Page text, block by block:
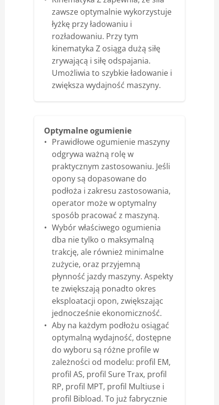
zawsze optymalnie wykorzystuje
łyżkę przy ładowaniu i
rozładowaniu. Przy tym
kinematyka Z osiąga dużą siłę
zrywającą i siłę odspajania.
Umożliwia to szybkie ładowanie i
zwiększa wydajność maszyny.
Optymalne ogumienie
Prawidłowe ogumienie maszyny
odgrywa ważną rolę w
praktycznym zastosowaniu. Jeśli
opony są dopasowane do
podłoża i zakresu zastosowania,
operator może w optymalny
sposób pracować z maszyną.
Wybór właściwego ogumienia
dba nie tylko o maksymalną
trakcję, ale również minimalne
zużycie, oraz przyjemną
płynność jazdy maszyny. Aspekty
te zwiększają ponadto okres
eksploatacji opon, zwiększając
jednocześnie ekonomiczność.
Aby na każdym podłożu osiągać
optymalną wydajność, dostępne
do wyboru są różne profile w
zależności od modelu: profil EM,
profil AS, profil Sure Trax, profil
RP, profil MPT, profil Multiuse i
profil Bibload. To już fabrycznie